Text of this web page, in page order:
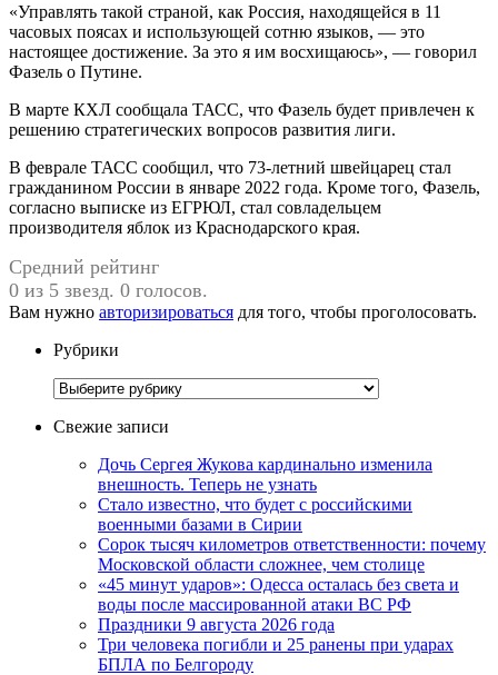
«Управлять такой страной, как Россия, находящейся в 11
часовых поясах и использующей сотню языков, — это
настоящее достижение. За это я им восхищаюсь», — говорил
Фазель о Путине.
В марте КХЛ сообщала ТАСС, что Фазель будет привлечен к
решению стратегических вопросов развития лиги.
В феврале ТАСС сообщил, что 73-летний швейцарец стал
гражданином России в январе 2022 года. Кроме того, Фазель,
согласно выписке из ЕГРЮЛ, стал совладельцем
производителя яблок из Краснодарского края.
Средний рейтинг
0 из 5 звезд. 0 голосов.
Вам нужно авторизироваться для того, чтобы проголосовать.
Рубрики
Рубрики
Свежие записи
Дочь Сергея Жукова кардинально изменила
внешность. Теперь не узнать
Стало известно, что будет с российскими
военными базами в Сирии
Сорок тысяч километров ответственности: почему
Московской области сложнее, чем столице
«45 минут ударов»: Одесса осталась без света и
воды после массированной атаки ВС РФ
Праздники 9 августа 2026 года
Три человека погибли и 25 ранены при ударах
БПЛА по Белгороду